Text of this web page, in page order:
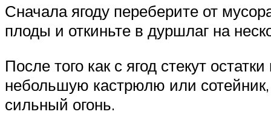
Сначала ягоду переберите от
плоды и откиньте в дуршлаг на
После того как с ягод стекут
небольшую кастрюлю или
сильный огонь.